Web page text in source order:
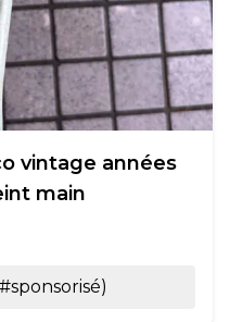
vintage années
main